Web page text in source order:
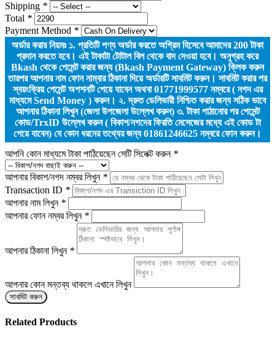
Shipping *
Total *
Payment Method *
অর্ডার করার নিয়মঃ ১. প্রতিটি পণ্য অর্ডার করতে অগ্রিম হিসেবে আমাদের200টাকা
প্রদান করতে হবে। এই টাকাটা টোটাল বিল থেকে বাদ দেওয়া হবে। অনুগ্রহ করে
Bkash থেকে পেমেন্ট করার জন্য (Bkash Payment Gateway) ক্লিক করুন
তারপর আপনার নাম ফোন নাম্বার ঠিকানা দিয়ে অর্ডারটি সাবমিট করুন। সাবমিট করার পর
স্বয়ংক্রিয় পেমেন্ট অপশনটি পেয়ে যাবেন অথবা 01771999577 নম্বরে ( নগদ এর
মাধ্যমে Send Money ) করুন। ২. দ্রুত ডেলিভারী নিশ্চিত করার জন্য সঠিক ভাবে
আপনার ঠিকানা লিখুন (জেলা উপজেলা উল্লেখ করুন) ৩. টাকা পাঠানোর পর পেমেন্ট
কোড/TrxID উল্লেখ করুন ( বিকাশ/নগদের ফিরতি মেসেজের মধ্যে এই কোড টা
পেয়ে যাবেন) যে কোন ধরনের তথ্যের জন্য 01861246625 নম্বরে ফোন করুন।
আপনি কোন মাধ্যমে টাকা পাঠিয়েছেন সেটি সিলেক্ট করুন *
আপনার বিকাশ/নগদ নম্বর লিখুন *
Transaction ID *
আপনার নাম লিখুন *
আপনার ফোন নম্বর লিখুন *
আপনার ঠিকানা লিখুন *
আপনার কোন মন্তব্য থাকলে এখানে লিখুন
সাবমিট করুন
Related Products